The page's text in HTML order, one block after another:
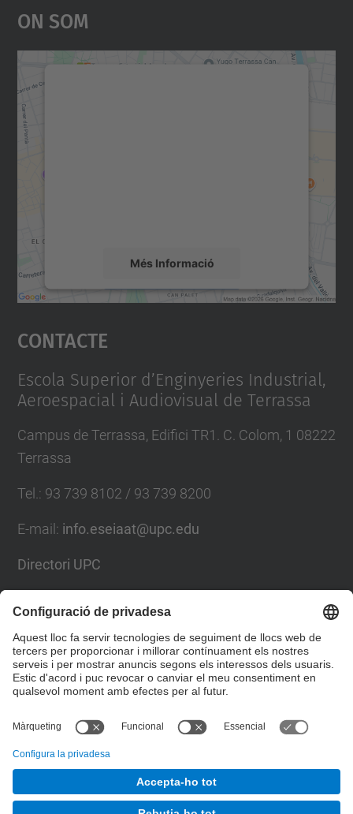
On Som
Més Informació
Accepta
powered by
Contacte
Escola Superior d’Enginyeries Industrial,
Aeroespacial i Audiovisual de Terrassa
Campus de Terrassa, Edifici TR1. C. Colom, 1 08222
Terrassa
Tel. : 93 739 8102 / 93 739 8200
E-mail: info.eseiaat@upc.edu
Directori UPC
Llista Xarxes Socials
© UPCEscola Superior d’Enginyeries Industrial,
Aeroespacial i Audiovisual de Terrassa. ESEIAAT